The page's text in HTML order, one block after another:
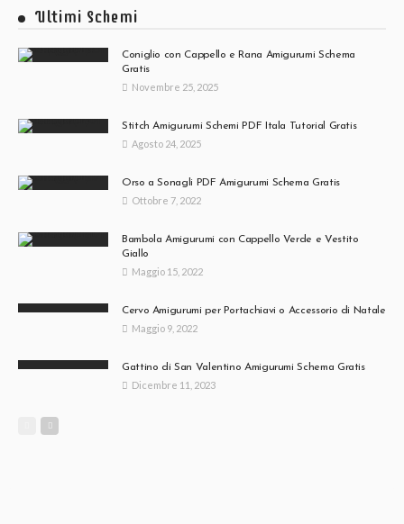
Ultimi Schemi
Coniglio con Cappello e Rana Amigurumi Schema
Gratis
Novembre 25, 2025
Stitch Amigurumi Schemi PDF Itala Tutorial Gratis
Agosto 24, 2025
Orso a Sonagli PDF Amigurumi Schema Gratis
Ottobre 7, 2022
Bambola Amigurumi con Cappello Verde e Vestito
Giallo
Maggio 15, 2022
Cervo Amigurumi per Portachiavi o Accessorio di Natale
Maggio 9, 2022
Gattino di San Valentino Amigurumi Schema Gratis
Dicembre 11, 2023